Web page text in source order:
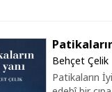
Behçet Çelik
Patikaların